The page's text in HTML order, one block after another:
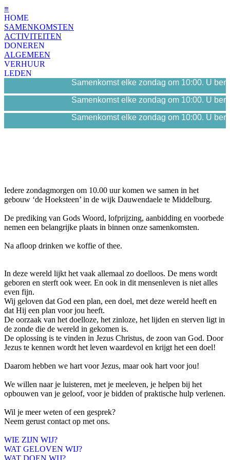
≡
HOME
SAMENKOMSTEN
ACTIVITEITEN
DONEREN
ALGEMEEN
VERHUUR
LEDEN
Samenkomst elke zondag om 10:00. U
Samenkomst elke zondag om 10:00. U
Samenkomst elke zondag om 10:00. U
Iedere zondagmorgen om 10.00 uur komen we samen in het
gebouw ‘de Hoeksteen’ in de wijk Dauwendaele te Middelburg.
De prediking van Gods Woord, lofprijzing, aanbidding en voorbede
nemen een belangrijke plaats in binnen onze samenkomsten.
Na afloop drinken we koffie of thee.
In deze wereld lijkt het vaak allemaal zo doelloos. De mens wordt
geboren en sterft ook weer. En ook in dit mensenleven is niet alles
even fijn.
Wij geloven dat God een plan, een doel, met deze wereld heeft en
dat Hij een plan voor jou heeft.
De oorzaak van het doelloze, het zinloze, het lijden en sterven ligt in
de zonde die de wereld in gekomen is.
De oplossing is te vinden in Jezus Christus, de zoon van God. Door
Jezus te kennen wordt het leven waardevol en krijgt het een doel!
Daarom hebben we hart voor Jezus, maar ook hart voor jou!
We willen naar je luisteren, met je meeleven, je helpen bij het
opbouwen van je geloof, voor je bidden of praktische hulp verlenen.
Wil je meer weten of een gesprek?
Neem gerust contact op met ons.
WIE ZIJN WIJ?
WAT GELOVEN WIJ?
WAT DOEN WIJ?